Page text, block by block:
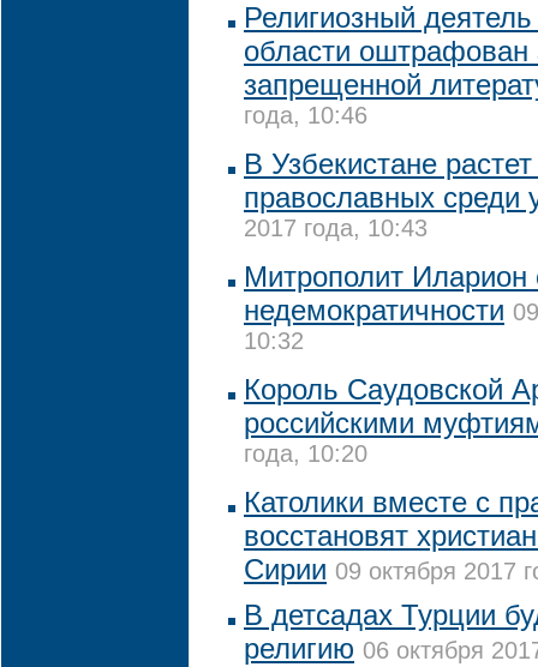
Религиозный
области оштрафован
запрещенной
года, 10:46
В Узбекистане
православных среди
2017 года, 10:43
Митрополит
недемократичности
10:32
Король Саудовской
российскими
года, 10:20
Католики вместе с
восстановят
Сирии 09 октября 2017
В детсадах Турции
религию 06 октября